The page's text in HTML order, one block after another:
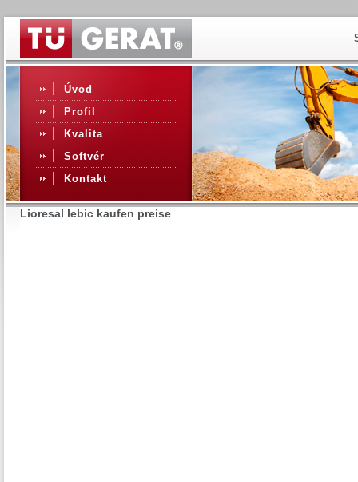
Úvod
Profil
Kvalita
Softvér
Kontakt
Lioresal lebic kaufen preise